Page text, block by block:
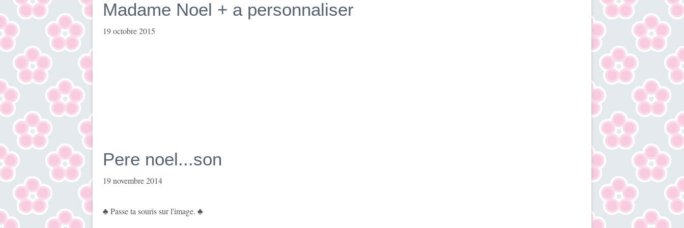
Madame Noel + a personnaliser
19 octobre 2015
Pere noel...son
19 novembre 2014
♣ Passe ta souris sur l'image. ♣